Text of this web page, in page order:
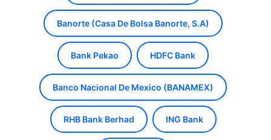
Banorte (Casa De Bolsa Banorte, S.A)
Bank Pekao HDFC Bank
Banco Nacional De Mexico (BANAMEX)
RHB Bank Berhad ING Bank